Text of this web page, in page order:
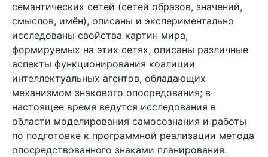
семантических сетей (сетей образов, значений,
смыслов, имён), описаны и экспериментально
исследованы свойства картин мира,
формируемых на этих сетях, описаны различные
аспекты функционирования коалиции
интеллектуальных агентов, обладающих
механизмом знакового опосредования; в
настоящее время ведутся исследования в
области моделирования самосознания и работы
по подготовке к программной реализации метода
опосредствованного знаками планирования.